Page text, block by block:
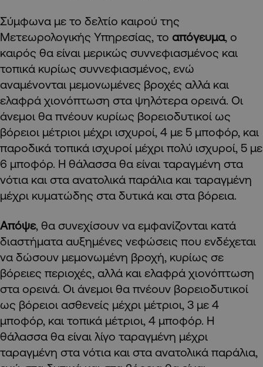
Σύμφωνα με το δελτίο καιρού της
Μετεωρολογικής Υπηρεσίας, το απόγευμα, ο
καιρός θα είναι μερικώς συννεφιασμένος και
τοπικά κυρίως συννεφιασμένος, ενώ
αναμένονται μεμονωμένες βροχές αλλά και
ελαφρά χιονόπτωση στα ψηλότερα ορεινά. Οι
άνεμοι θα πνέουν κυρίως βορειοδυτικοί ως
βόρειοι μέτριοι μέχρι ισχυροί, 4 με 5 μποφόρ, και
παροδικά τοπικά ισχυροί μέχρι πολύ ισχυροί, 5 με
6 μποφόρ. Η θάλασσα θα είναι ταραγμένη στα
νότια και στα ανατολικά παράλια και ταραγμένη
μέχρι κυματώδης στα δυτικά και στα βόρεια.
Απόψε, θα συνεχίσουν να εμφανίζονται κατά
διαστήματα αυξημένες νεφώσεις που ενδέχεται
να δώσουν μεμονωμένη βροχή, κυρίως σε
βόρειες περιοχές, αλλά και ελαφρά χιονόπτωση
στα ορεινά. Οι άνεμοι θα πνέουν βορειοδυτικοί
ως βόρειοι ασθενείς μέχρι μέτριοι, 3 με 4
μποφόρ, και τοπικά μέτριοι, 4 μποφόρ. Η
θάλασσα θα είναι λίγο ταραγμένη μέχρι
ταραγμένη στα νότια και στα ανατολικά παράλια,